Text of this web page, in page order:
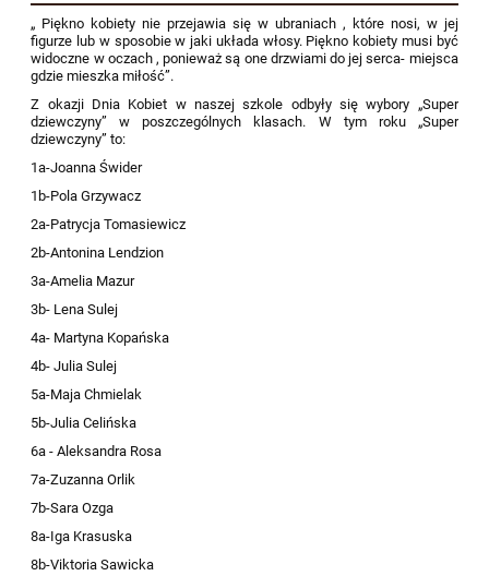
„ Piękno kobiety nie przejawia się w ubraniach , które nosi, w jej
figurze lub w sposobie w jaki układa włosy. Piękno kobiety musi być
widoczne w oczach , ponieważ są one drzwiami do jej serca- miejsca
gdzie mieszka miłość”.
Z okazji Dnia Kobiet w naszej szkole odbyły się wybory „Super
dziewczyny” w poszczególnych klasach. W tym roku „Super
dziewczyny” to:
1a-Joanna Świder
1b-Pola Grzywacz
2a-Patrycja Tomasiewicz
2b-Antonina Lendzion
3a-Amelia Mazur
3b- Lena Sulej
4a- Martyna Kopańska
4b- Julia Sulej
5a-Maja Chmielak
5b-Julia Celińska
6a - Aleksandra Rosa
7a-Zuzanna Orlik
7b-Sara Ozga
8a-Iga Krasuska
8b-Viktoria Sawicka